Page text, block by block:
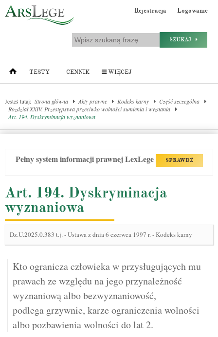
Rejestracja Logowanie
SZUKAJ
TESTY CENNIK WIĘCEJ
Jesteś tutaj: Strona główna Akty prawne Kodeks karny
Część szczególna
Rozdział XXIV. Przestępstwa przeciwko wolności sumienia i wyznania
Art. 194. Dyskryminacja wyznaniowa
Pełny system informacji prawnej LexLege SPRAWDŹ
Art. 194. Dyskryminacja
wyznaniowa
Dz.U.2025.0.383 t.j.-Ustawa z dnia 6 czerwca 1997 r. - Kodeks karny
Kto ogranicza człowieka w przysługujących mu
prawach ze względu na jego przynależność
wyznaniową albo bezwyznaniowość,
podlega grzywnie, karze ograniczenia wolności
albo pozbawienia wolności do lat 2.